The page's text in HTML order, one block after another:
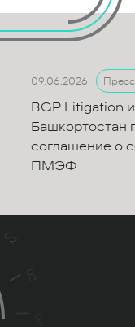
09.06.2026
BGP Litigation
Башкортостан
соглашение о
ПМЭФ
02